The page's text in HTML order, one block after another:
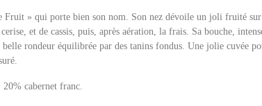
Fruit » qui porte bien son nom. Son nez dévoile un joli fruité sur
cerise, et de cassis, puis, après aération, la frais. Sa bouche,
belle rondeur équilibrée par des tanins fondus. Une jolie cuvée
cabernet franc.